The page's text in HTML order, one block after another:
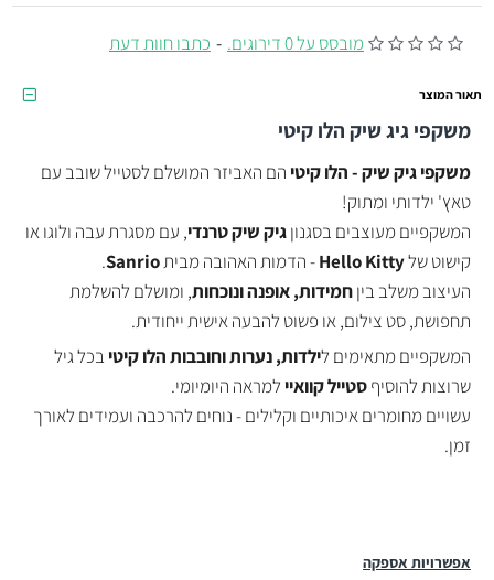
מובסס על 0 דירוגים. - כתבו חוות דעת
אפשרויות אספקה
תאור המוצר
משקפי גיג שיק הלו קיטי
משקפי גיק שיק - הלו קיטי הם האביזר המושלם לסטייל שובב עם
טאץ' ילדותי ומתוק!
המשקפיים מעוצבים בסגנוןגיק שיק טרנדי, עם מסגרת עבה ולוגו או
קישוט שלHello Kitty- הדמות האהובה מביתSanrio
.
העיצוב משלב ביןחמידות, אופנה ונוכחות, ומושלם להשלמת
תחפושת, סט צילום, או פשוט להבעה אישית ייחודית.
המשקפיים מתאימים לילדות, נערות וחובבות הלו קיטיבכל גיל
שרוצות להוסיףסטייל קוואיי למראה היומיומי.
עשויים מחומרים איכותיים וקלילים - נוחים להרכבה ועמידים לאורך
זמן.